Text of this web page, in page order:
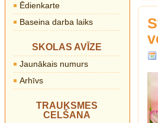
Ēdienkarte
Baseina darba laiks
SKOLAS AVĪZE
Jaunākais numurs
Arhīvs
TRAUKSMES
CELŠANA